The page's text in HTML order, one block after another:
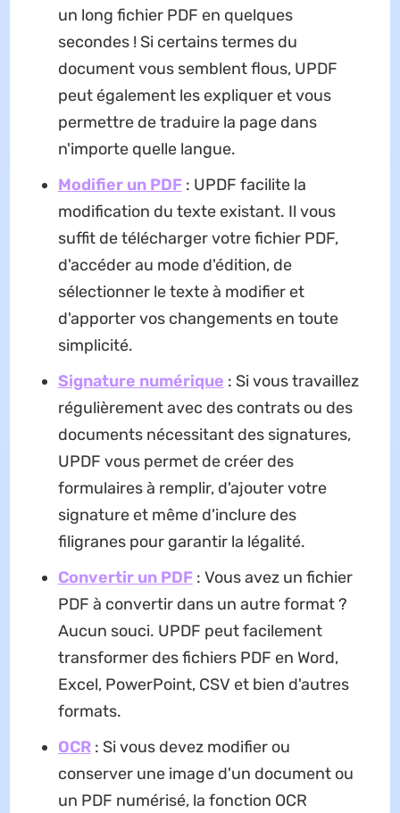
un long fichier PDF en quelques
secondes ! Si certains termes du
document vous semblent flous, UPDF
peut également les expliquer et vous
permettre de traduire la page dans
n'importe quelle langue.
Modifier un PDF: UPDF facilite la
modification du texte existant. Il vous
suffit de télécharger votre fichier PDF,
d'accéder au mode d'édition, de
sélectionner le texte à modifier et
d'apporter vos changements en toute
simplicité.
Signature numérique : Si vous travaillez
régulièrement avec des contrats ou des
documents nécessitant des signatures,
UPDF vous permet de créer des
formulaires à remplir, d'ajouter votre
signature et même d'inclure des
filigranes pour garantir la légalité.
Convertir un PDF: Vous avez un fichier
PDF à convertir dans un autre format ?
Aucun souci. UPDF peut facilement
transformer des fichiers PDF en Word,
Excel, PowerPoint, CSV et bien d'autres
formats.
OCR: Si vous devez modifier ou
conserver une image d'un document ou
un PDF numérisé, la fonction OCR